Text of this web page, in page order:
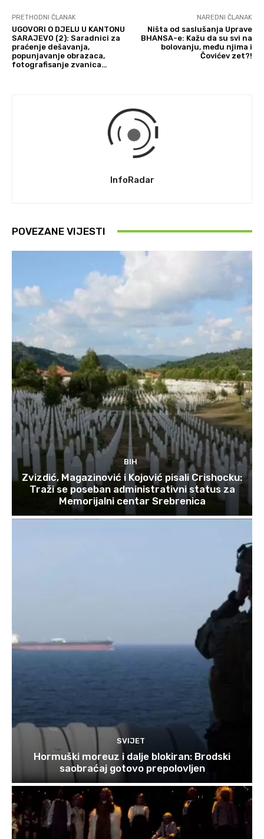
PRETHODNI ČLANAK
UGOVORI O DJELU U KANTONU
SARAJEV0 (2): Saradnici za
praćenje dešavanja,
popunjavanje obrazaca,
fotografisanje zvanica…
NAREDNI ČLANAK
Ništa od saslušanja Uprave
BHANSA-e: Kažu da su svi na
bolovanju, među njima i
Čovićev zet?!
InfoRadar
POVEZANE VIJESTI
BIH
Zvizdić, Magazinović i Kojović pisali Crishocku:
Traži se poseban administrativni status za
Memorijalni centar Srebrenica
SVIJET
Hormuški moreuz i dalje blokiran: Brodski
saobraćaj gotovo prepolovljen